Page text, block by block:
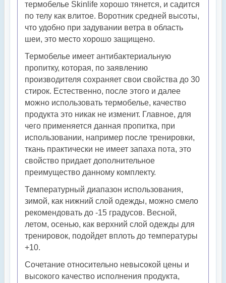
термобелье Skinlife хорошо тянется, и садится
по телу как влитое. Воротник средней высоты,
что удобно при задувании ветра в область
шеи, это место хорошо защищено.
Термобелье имеет антибактериальную
пропитку, которая, по заявлению
производителя сохраняет свои свойства до 30
стирок. Естественно, после этого и далее
можно использовать термобелье, качество
продукта это никак не изменит. Главное, для
чего применяется данная пропитка, при
использовании, например после тренировки,
ткань практически не имеет запаха пота, это
свойство придает дополнительное
преимущество данному комплекту.
Температурный диапазон использования,
зимой, как нижний слой одежды, можно смело
рекомендовать до -15 градусов. Весной,
летом, осенью, как верхний слой одежды для
тренировок, подойдет вплоть до температуры
+10.
Сочетание относительно невысокой цены и
высокого качество исполнения продукта,